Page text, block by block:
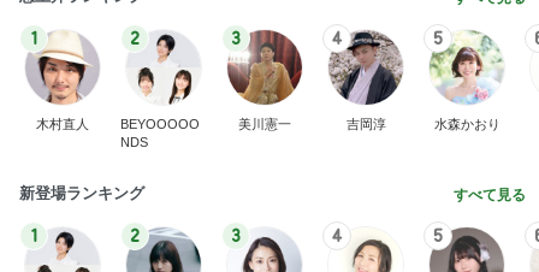
1
木村直人
2
BEYOOOOO
NDS
3
美川憲一
4
吉岡淳
5
水森かおり
新登場ランキング すべて見る
1 2 3 4 5